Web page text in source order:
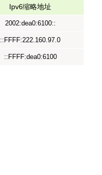
Ipv6缩略地址
2002:dea0:6100::
::FFFF:222.160.97.0
::FFFF:dea0:6100